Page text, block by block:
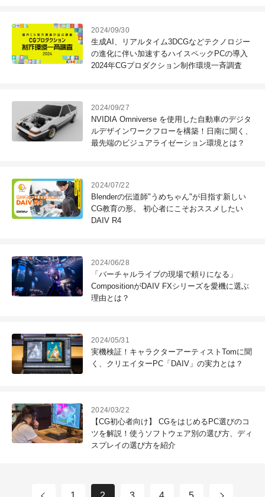
2024/09/30
生成AI、リアルタイム3DCGなどテクノロジー
の進化に伴い加速するハイスペックPCの導入
2024年CGプロダクション制作環境一斉調査
2024/09/27
NVIDIA Omniverse を使用した自動車のデジタ
ルデザインワークフローを構築！日南に聞く、
最先端のビジュアライゼーション環境とは？
2024/07/22
Blenderの伝道師"うめちゃん"が目指す新しい
CG教育の形。 初心者にこそおススメしたい
DAIV R4
2024/06/28
「バーチャルライブの現場で頼りになる」
CompositionがDAIV FXシリーズを愛機に選ぶ
理由とは？
2024/05/31
実機検証！キャラクターアーティストTomに聞
く、クリエイターPC「DAIV」の実力とは？
2024/03/22
【CG初心者向け】 CGをはじめるPC選びのコ
ツを解説！使うソフトウェア別の選び方、ディ
スプレイの選び方を紹介